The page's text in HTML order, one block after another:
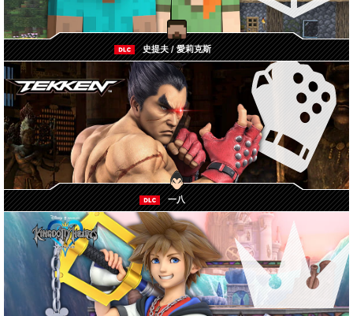
史提夫 / 愛莉克斯
一八